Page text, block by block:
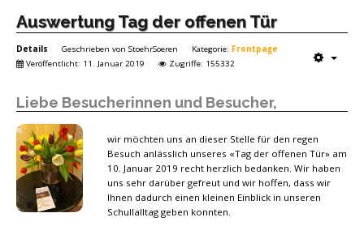
Home
Profil
Unterricht
Termine
Mitwirkung
Kontakt
Auswertung Tag der offenen Tür
Details Geschrieben von StoehrSoeren Kategorie: Frontpage
Veröffentlicht: 11. Januar 2019
Zugriffe: 155332
Liebe Besucherinnen und Besucher,
wir möchten uns an dieser Stelle für den regen
Besuch anlässlich unseres «Tag der offenen Tür» am
10. Januar 2019 recht herzlich bedanken. Wir haben
uns sehr darüber gefreut und wir hoffen, dass wir
Ihnen dadurch einen kleinen Einblick in unseren
Schullalltag geben konnten.